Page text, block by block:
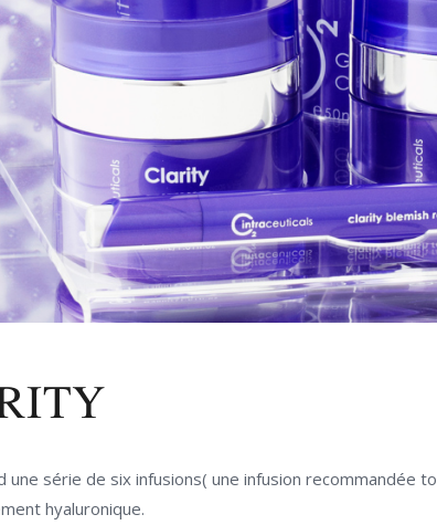
série de six infusions( une infusion recommandée
hyaluronique.